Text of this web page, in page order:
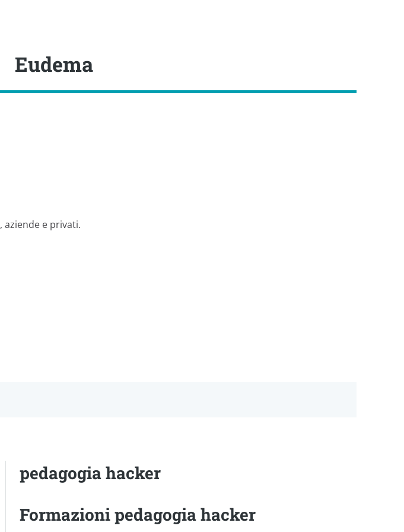
Eudema
e privati.
pedagogia hacker
Formazioni pedagogia hacker